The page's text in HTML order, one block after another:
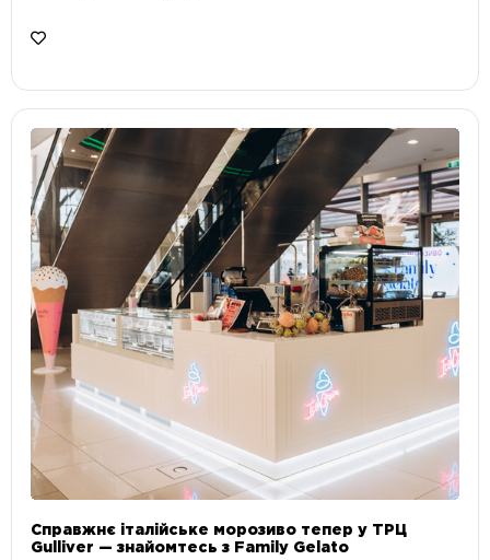
Справжнє італійське морозиво тепер у ТРЦ
Gulliver — знайомтесь з Family Gelato